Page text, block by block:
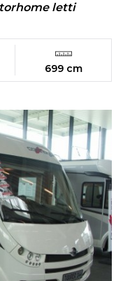
letti
699 cm